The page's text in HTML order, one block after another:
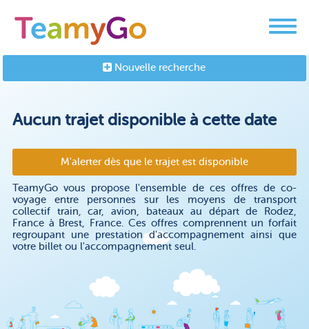
Nouvelle recherche
Aucun trajet disponible à cette date
M'alerter dès que le trajet est disponible
TeamyGo vous propose l'ensemble de ces offres de co-
voyage entre personnes sur les moyens de transport
collectif train, car, avion, bateaux au départ de Rodez,
France à Brest, France. Ces offres comprennent un forfait
regroupant une prestation d'accompagnement ainsi que
votre billet ou l'accompagnement seul.